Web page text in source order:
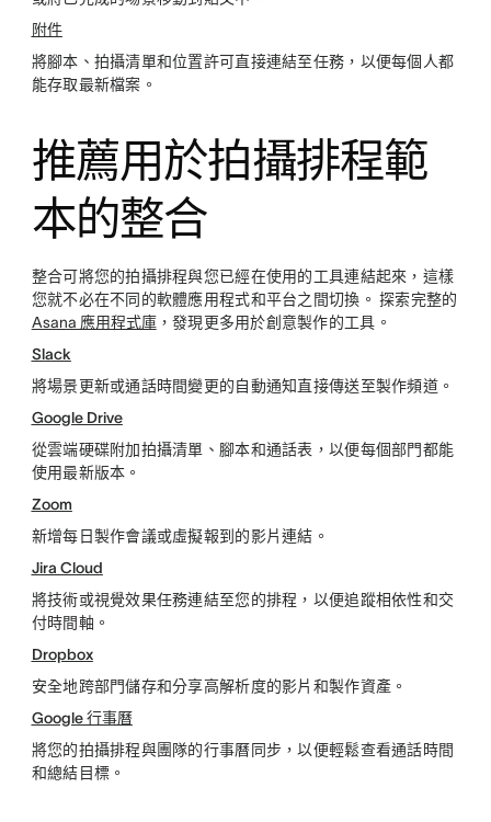
附件
將腳本、拍攝清單和位置許可直接連結至任務，以便每個人都
能存取最新檔案。
推薦用於拍攝排程範
本的整合
整合可將您的拍攝排程與您已經在使用的工具連結起來，這樣
您就不必在不同的軟體應用程式和平台之間切換。 探索完整的
Asana 應用程式庫，發現更多用於創意製作的工具。
Slack
將場景更新或通話時間變更的自動通知直接傳送至製作頻道。
Google Drive
從雲端硬碟附加拍攝清單、腳本和通話表，以便每個部門都能
使用最新版本。
Zoom
新增每日製作會議或虛擬報到的影片連結。
Jira Cloud
將技術或視覺效果任務連結至您的排程，以便追蹤相依性和交
付時間軸。
Dropbox
安全地跨部門儲存和分享高解析度的影片和製作資產。
Google 行事曆
將您的拍攝排程與團隊的行事曆同步，以便輕鬆查看通話時間
和總結目標。